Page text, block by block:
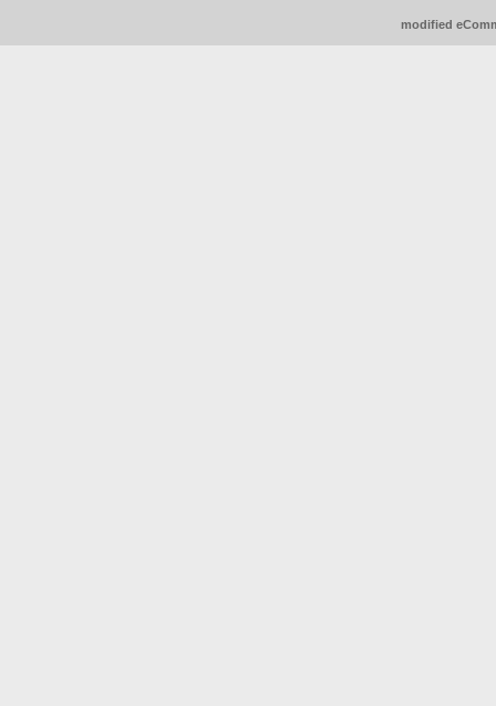
modified